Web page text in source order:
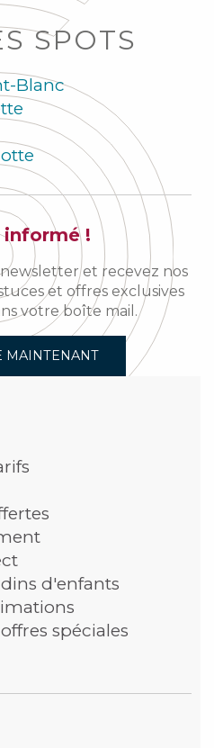
SPOTS
Blanc
informé !
et recevez nos
et offres exclusives
votre boîte mail.
MAINTENANT
d'enfants
spéciales